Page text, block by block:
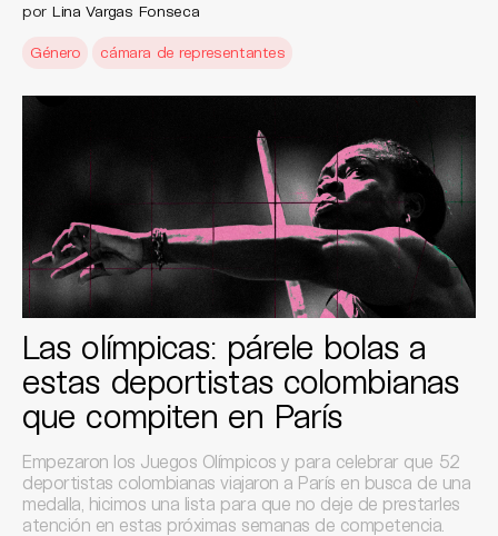
por Lina Vargas Fonseca
Género cámara de representantes
Las olímpicas: párele bolas a
estas deportistas colombianas
que compiten en París
Empezaron los Juegos Olímpicos y para celebrar que 52
deportistas colombianas viajaron a París en busca de una
medalla, hicimos una lista para que no deje de prestarles
atención en estas próximas semanas de competencia.